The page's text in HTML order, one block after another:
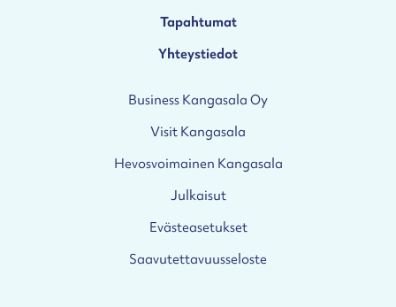
Tapahtumat
Yhteystiedot
Business Kangasala Oy
Visit Kangasala
Hevosvoimainen Kangasala
Julkaisut
Evästeasetukset
Saavutettavuusseloste